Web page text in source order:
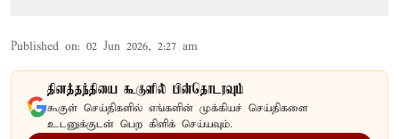
Published on: 02 Jun 2026, 2:27 am
தினத்தந்தியை கூகுளில் பின்தொடரவும்
கூகுள் செய்திகளில் எங்களின் முக்கியச் செய்திகளை
உடனுக்குடன் பெற கிளிக் செய்யவும்.